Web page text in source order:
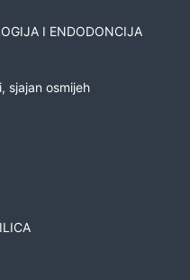
I ENDODONCIJA
sjajan osmijeh